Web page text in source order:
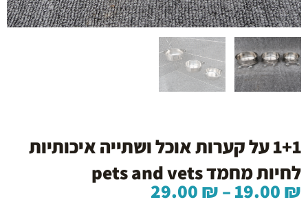
1+1 על קערות אוכל ושתייה איכותיות
לחיות מחמד pets and vets
19.00₪
–
29.00₪